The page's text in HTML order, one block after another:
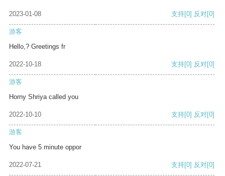
2023-01-08 支持[0] 反对[0]
游客
Hello,? Greetings fr
2022-10-18 支持[0] 反对[0]
游客
Horny Shriya called you
2022-10-10 支持[0] 反对[0]
游客
You have 5 minute oppor
2022-07-21 支持[0] 反对[0]